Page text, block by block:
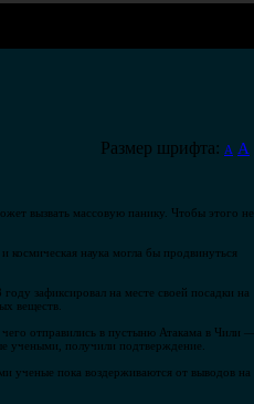
Размер шрифта: A A
вызвать массовую панику. Чтобы этого не
наука могла бы продвинуться
зафиксировал на месте своей посадки на
веществ.
отправились в пустыню Атакама в Чили —
учеными, получили подтверждение.
ученые пока воздерживаются от выводов на